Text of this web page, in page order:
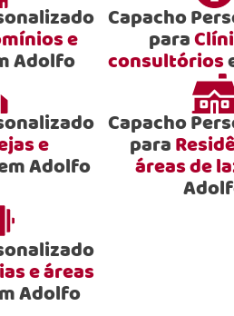
e
Adolfo
Capacho
para
consultórios
e
Adolfo
Capacho
para
áreas de
e áreas
Adolfo